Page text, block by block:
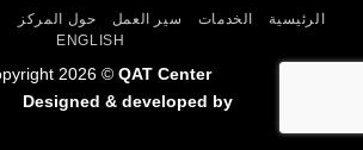
الرئيسية الخدمات سير العمل حول المركز
ENGLISH
2026 © QAT Center
Designed & developed by